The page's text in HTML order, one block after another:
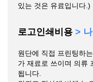
있는 것은 유료입니다.)
로고인쇄비용 > 나
원단에 직접 프린팅하
가 재료로 쓰이며 의류
됩니다.